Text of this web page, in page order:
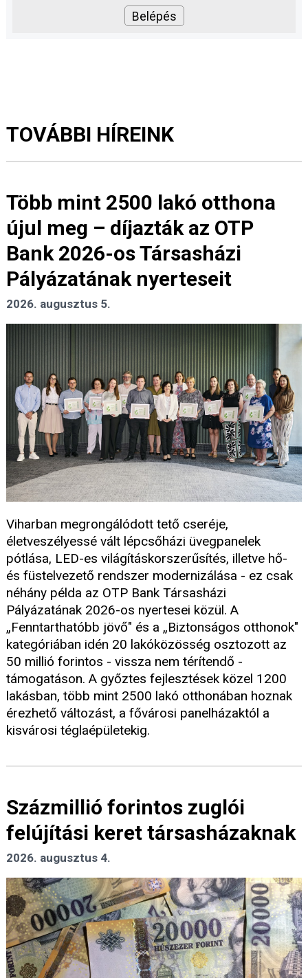
TOVÁBBI HÍREINK
Több mint 2500 lakó otthona
újul meg – díjazták az OTP
Bank 2026-os Társasházi
Pályázatának nyerteseit
2026. augusztus 5.
Viharban megrongálódott tető cseréje,
életveszélyessé vált lépcsőházi üvegpanelek
pótlása, LED-es világításkorszerűsítés, illetve hő-
és füstelvezető rendszer modernizálása - ez csak
néhány példa az OTP Bank Társasházi
Pályázatának 2026-os nyertesei közül. A
„Fenntarthatóbb jövő" és a „Biztonságos otthonok"
kategóriában idén 20 lakóközösség osztozott az
50 millió forintos - vissza nem térítendő -
támogatáson. A győztes fejlesztések közel 1200
lakásban, több mint 2500 lakó otthonában hoznak
érezhető változást, a fővárosi panelházaktól a
kisvárosi téglaépületekig.
Százmillió forintos zuglói
felújítási keret társasházaknak
2026. augusztus 4.